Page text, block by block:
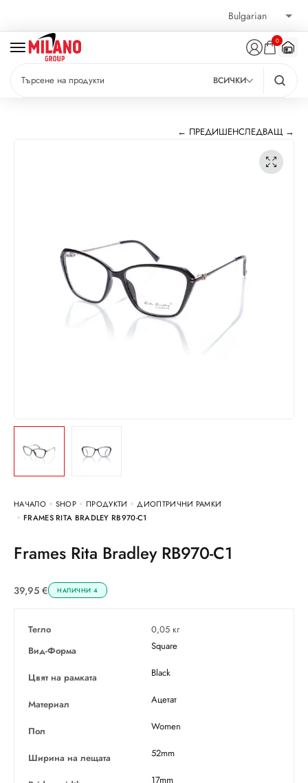
0
ВСИЧКИ
← ПРЕДИШЕНСЛЕДВАЩ →
НАЧАЛО SHOP ПРОДУКТИ
ДИОПТРИЧНИ РАМКИ
FRAMES RITA BRADLEY RB970-C1
Frames Rita Bradley RB970-C1
39,95 € НАЛИЧНИ 4
Тегло
0,05 кг
Вид-Форма
Square
Цвят на рамката Black
Материал Ацетат
Пол Women
Ширина на лещата 52mm
17mm